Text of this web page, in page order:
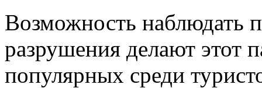
Возможность наблюдать
разрушения делают этот
популярных среди